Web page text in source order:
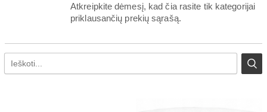
Atkreipkite dėmesį, kad čia rasite tik kategorijai
priklausančių prekių sąrašą.